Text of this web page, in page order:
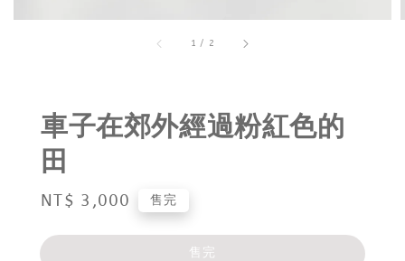
1 / 2
車子在郊外經過粉紅色的
田
Regular
NT$ 3,000 售完
售完